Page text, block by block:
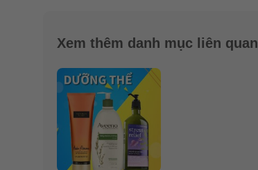
Xem thêm danh mục liên quan